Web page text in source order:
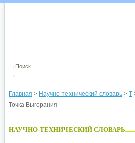
Главная > Научно-технический словарь > Т
Точка Выгорания
НАУЧНО-ТЕХНИЧЕСКИЙ СЛОВАРЬ